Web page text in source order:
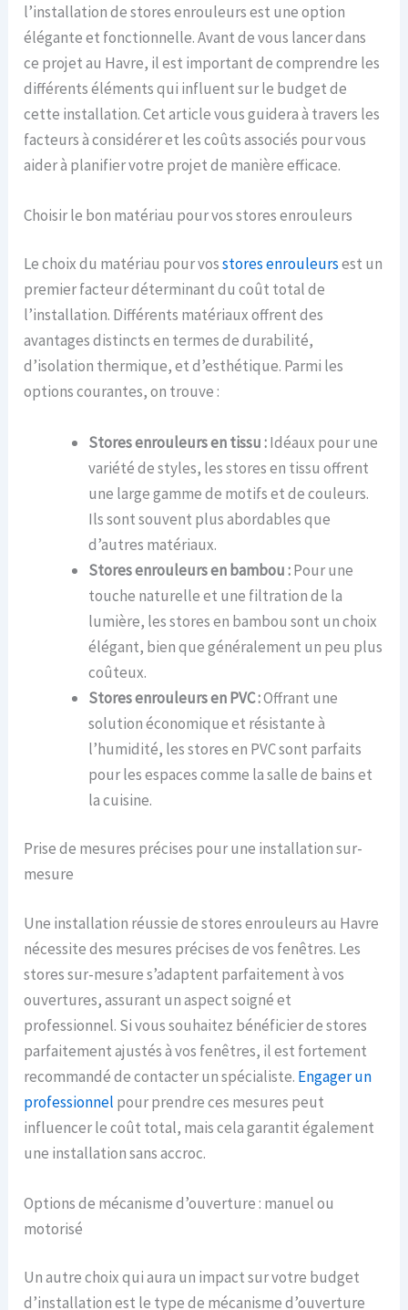
l’installation de stores enrouleurs est une option
élégante et fonctionnelle. Avant de vous lancer dans
ce projet au Havre, il est important de comprendre les
différents éléments qui influent sur le budget de
cette installation. Cet article vous guidera à travers les
facteurs à considérer et les coûts associés pour vous
aider à planifier votre projet de manière efficace.
Choisir le bon matériau pour vos stores enrouleurs
Le choix du matériau pour vosstores enrouleursest un
premier facteur déterminant du coût total de
l’installation. Différents matériaux offrent des
avantages distincts en termes de durabilité,
d’isolation thermique, et d’esthétique. Parmi les
options courantes, on trouve :
Stores enrouleurs en tissu :Idéaux pour une
variété de styles, les stores en tissu offrent
une large gamme de motifs et de couleurs.
Ils sont souvent plus abordables que
d’autres matériaux.
Stores enrouleurs en bambou :Pour une
touche naturelle et une filtration de la
lumière, les stores en bambou sont un choix
élégant, bien que généralement un peu plus
coûteux.
Stores enrouleurs en PVC :Offrant une
solution économique et résistante à
l’humidité, les stores en PVC sont parfaits
pour les espaces comme la salle de bains et
la cuisine.
Prise de mesures précises pour une installation sur-
mesure
Une installation réussie de stores enrouleurs au Havre
nécessite des mesures précises de vos fenêtres. Les
stores sur-mesure s’adaptent parfaitement à vos
ouvertures, assurant un aspect soigné et
professionnel. Si vous souhaitez bénéficier de stores
parfaitement ajustés à vos fenêtres, il est fortement
recommandé de contacter un spécialiste. Engager un
professionnel pour prendre ces mesures peut
influencer le coût total, mais cela garantit également
une installation sans accroc.
Options de mécanisme d’ouverture : manuel ou
motorisé
Un autre choix qui aura un impact sur votre budget
d’installation est le type de mécanisme d’ouverture